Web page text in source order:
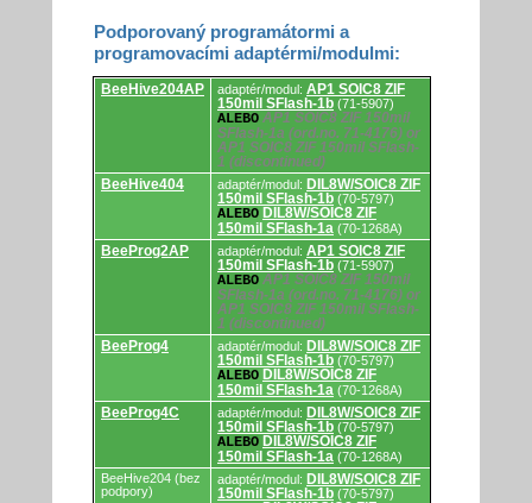
Podporovaný programátormi a
programovacími adaptérmi/modulmi:
Podporovaný
programátormi
adaptérmi/modulmi.
BeeHive204AP adaptér/modul: AP1 SOIC8 ZIF
150mil SFlash-1b (71-5907)
ALEBO AP1 SOIC8 ZIF 150mil
SFlash-1a (ord.no. 71-4176) or
AP1 SOIC8 ZIF 150mil SFlash-
1 (discontinued)
BeeHive404
adaptér/modul: DIL8W/SOIC8 ZIF
150mil SFlash-1b (70-5797)
ALEBO DIL8W/SOIC8 ZIF
150mil SFlash-1a (70-1268A)
BeeProg2AP adaptér/modul: AP1 SOIC8 ZIF
150mil SFlash-1b (71-5907)
ALEBO AP1 SOIC8 ZIF 150mil
SFlash-1a (ord.no. 71-4176) or
AP1 SOIC8 ZIF 150mil SFlash-
1 (discontinued)
BeeProg4
adaptér/modul: DIL8W/SOIC8 ZIF
150mil SFlash-1b (70-5797)
ALEBO DIL8W/SOIC8 ZIF
150mil SFlash-1a (70-1268A)
BeeProg4C adaptér/modul: DIL8W/SOIC8 ZIF
150mil SFlash-1b (70-5797)
ALEBO DIL8W/SOIC8 ZIF
150mil SFlash-1a (70-1268A)
BeeHive204 (bez
podpory)
adaptér/modul: DIL8W/SOIC8 ZIF
150mil SFlash-1b (70-5797)